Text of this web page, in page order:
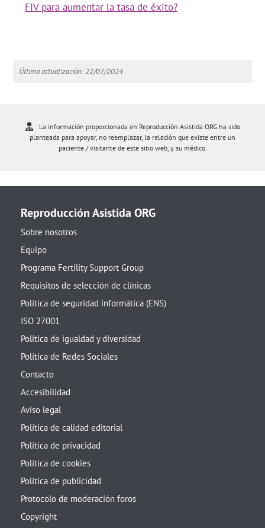
FIV para aumentar la tasa de éxito?
Última actualización: 22/07/2024
La información proporcionada en Reproducción Asistida ORG ha sido
planteada para apoyar, no reemplazar, la relación que existe entre un
paciente / visitante de este sitio web, y su médico.
Reproducción Asistida ORG
Sobre nosotros
Equipo
Programa Fertility Support Group
Requisitos de selección de clínicas
Política de seguridad informática (ENS)
ISO 27001
Política de igualdad y diversidad
Política de Redes Sociales
Contacto
Accesibilidad
Aviso legal
Política de calidad editorial
Política de privacidad
Política de cookies
Política de publicidad
Protocolo de moderación foros
Copyright